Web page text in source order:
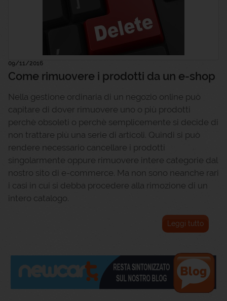
09/11/2016
Come rimuovere i prodotti da un e-shop
Nella gestione ordinaria di un negozio online può
capitare di dover rimuovere uno o più prodotti
perchè obsoleti o perchè semplicemente si decide di
non trattare più una serie di articoli. Quindi si può
rendere necessario cancellare i prodotti
singolarmente oppure rimuovere intere categorie dal
nostro sito di e-commerce. Ma non sono neanche rari
i casi in cui si debba procedere alla rimozione di un
intero catalogo.
Leggi tutto